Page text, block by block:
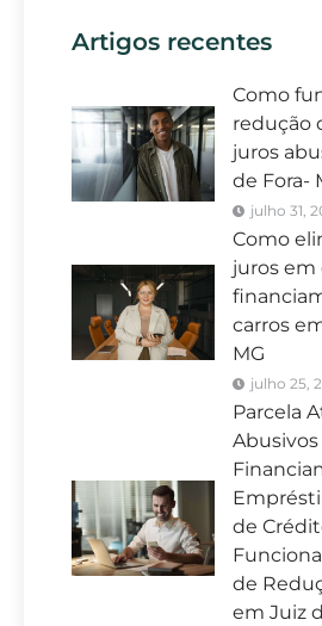
Artigos recentes
Como
redução
juros
de Fora-
julho 31,
Como
juros em
carros
MG
julho 25,
Parcela
de
de
em Juiz